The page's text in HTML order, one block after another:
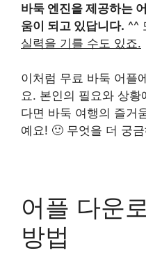
바둑 엔진을 제공하는
움이 되고 있답니다. ^^
실력을 기를 수도 있죠.
이처럼 무료 바둑 어플
요. 본인의 필요와 상
다면 바둑 여행의 즐거
예요! 🙂 무엇을 더 궁
어플 다운
방법